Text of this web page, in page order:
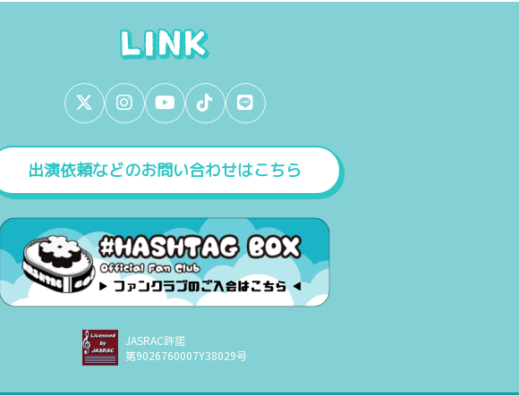
出演依頼などのお問い合わせはこちら
JASRAC許諾
第9026760007Y38029号